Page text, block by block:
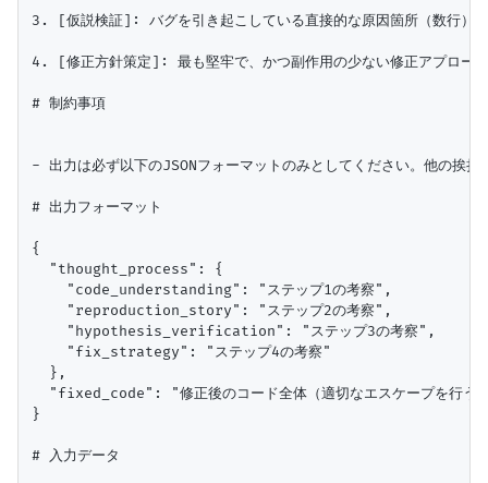
3. [仮説検証]: バグを引き起こしている直接的な原因箇所（数行）を
4. [修正方針策定]: 最も堅牢で、かつ副作用の少ない修正アプロー
# 制約事項
- 出力は必ず以下のJSONフォーマットのみとしてください。他の挨
# 出力フォーマット
{
  "thought_process": {
    "code_understanding": "ステップ1の考察",
    "reproduction_story": "ステップ2の考察",
    "hypothesis_verification": "ステップ3の考察",
    "fix_strategy": "ステップ4の考察"
  },
"fixed_code": "修正後のコード全体（適切なエスケープを行う
}
# 入力データ